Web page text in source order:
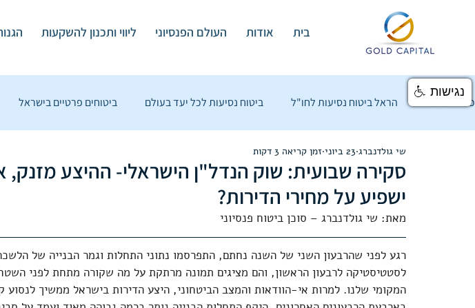
בית אודות העולם הפנסיוני ליווי ותכנון להשקעות
כל הפוסטים הראל ביטוח נסיעות לחו"ל ביטוח נסיעות לכל יעד בעולם ביטוחים פרטיים בישראל
ביטוח נסיעות לחו"ל - כל מה שחשוב העולם הפנסיוני
ניהול תיק השקעות קופת גמל להשקעה דסק האנליזה - ניתוחים פיננסיים
סקירה שבועית: שוק הנדל"ן הישראלי- ההיצע מזנק,
ישפיע על מחירי הדירות?
שי גולדנברג 23 ביוני זמן קריאה 3 דקות
מאת: שי גולדנברג – סוכן ביטוח פנסיוני
רגע לפני שהרבעון השני של השנה נחתם, התפרסמו נתוני התחלות וגמר הבנייה של
לסטטיסטיקה לרבעון הראשון, והם מציגים תמונה מרתקת על מה שקורה מתחת לפני
המקומי שלנו. למרות אי-הוודאות והמצב הביטחוני, היצע הדירות בישראל ממשיך
נגישות